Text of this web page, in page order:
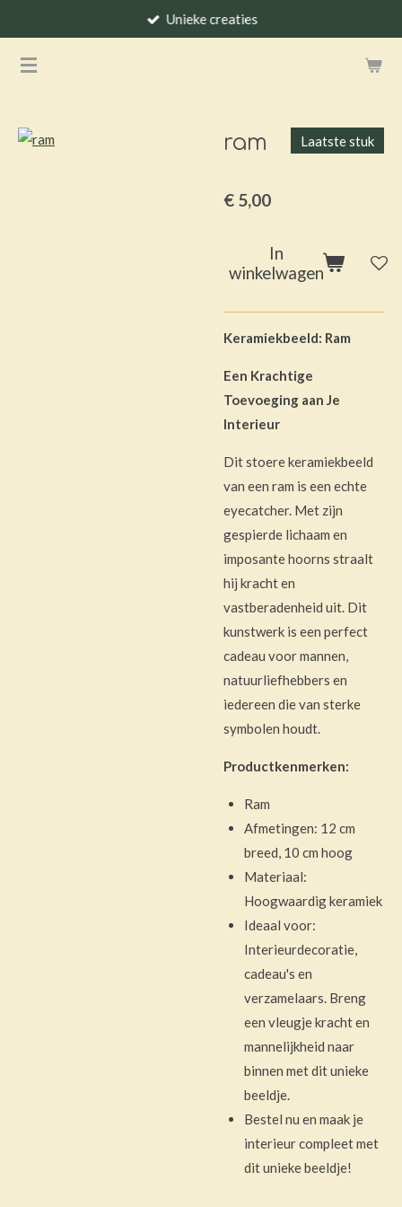
naar
Unieke creaties
ram Laatste stuk
€ 5,00
In
winkelwagen
Keramiekbeeld: Ram
Een Krachtige
Toevoeging aan Je
Interieur
Dit stoere keramiekbeeld
van een ram is een echte
eyecatcher. Met zijn
gespierde lichaam en
imposante hoorns straalt
hij kracht en
vastberadenheid uit. Dit
kunstwerk is een perfect
cadeau voor mannen,
natuurliefhebbers en
iedereen die van sterke
symbolen houdt.
Productkenmerken:
Ram
Afmetingen: 12 cm
breed, 10 cm hoog
Materiaal:
Hoogwaardig keramiek
Ideaal voor:
Interieurdecoratie,
cadeau's en
verzamelaars. Breng
een vleugje kracht en
mannelijkheid naar
binnen met dit unieke
beeldje.
Bestel nu en maak je
interieur compleet met
dit unieke beeldje!